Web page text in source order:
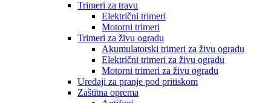
Trimeri za travu
Električni trimeri
Motorni trimeri
Trimeri za živu ogradu
Akumulatorski trimeri za živu ogradu
Električni trimeri za živu ogradu
Motorni trimeri za živu ogradu
Uređaji za pranje pod pritiskom
Zaštitna oprema